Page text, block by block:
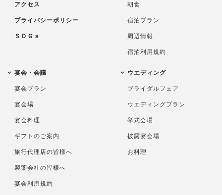
アクセス
プライバシーポリシー
ＳＤＧｓ
朝食
宿泊プラン
周辺情報
宿泊利用規約
宴会・会議
宴会プラン
宴会場
宴会料理
ギフトのご案内
旅行代理店の皆様へ
製薬会社の皆様へ
宴会利用規約
ウエディング
ブライダルフェア
ウエディングプラン
挙式会場
披露宴会場
お料理